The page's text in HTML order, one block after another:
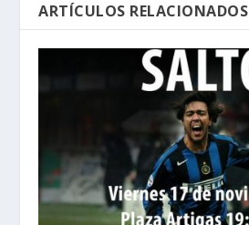
ARTÍCULOS RELACIONADOS